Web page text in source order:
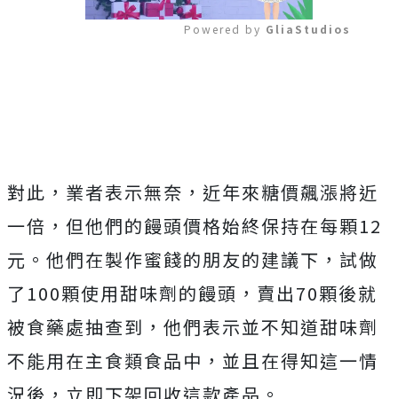
Powered by GliaStudios
對此，業者表示無奈，近年來糖價飆漲將近
一倍，但他們的饅頭價格始終保持在每顆12
元。他們在製作蜜餞的朋友的建議下，試做
了100顆使用甜味劑的饅頭，賣出70顆後就
被食藥處抽查到，他們表示並不知道甜味劑
不能用在主食類食品中，並且在得知這一情
況後，立即下架回收這款產品。